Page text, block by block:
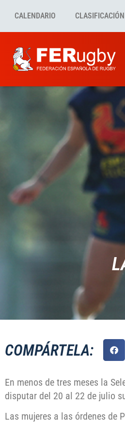
CALENDARIO CLASIFICACIÓN
COMPÁRTELA:
En menos de tres meses la
disputar del 20 al 22 de julio
Las mujeres a las órdenes de